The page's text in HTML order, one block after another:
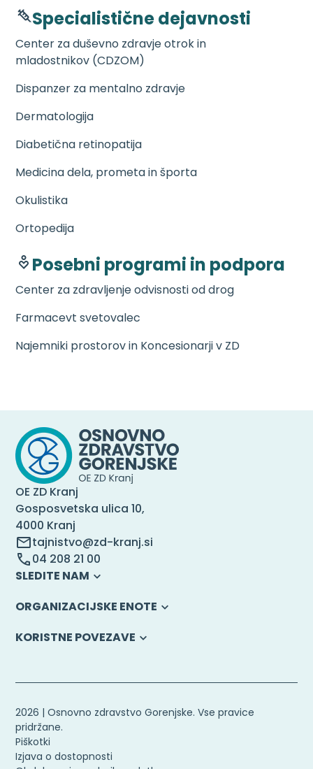
Specialistične dejavnosti
Center za duševno zdravje otrok in
mladostnikov (CDZOM)
Dispanzer za mentalno zdravje
Dermatologija
Diabetična retinopatija
Medicina dela, prometa in športa
Okulistika
Ortopedija
Posebni programi in podpora
Center za zdravljenje odvisnosti od drog
Farmacevt svetovalec
Najemniki prostorov in Koncesionarji v ZD
OE ZD Kranj
Gosposvetska ulica 10,
4000 Kranj
tajnistvo@zd-kranj.si
04 208 21 00
SLEDITE NAM
ORGANIZACIJSKE ENOTE
KORISTNE POVEZAVE
2026 | Osnovno zdravstvo Gorenjske. Vse pravice
pridržane.
Piškotki
Izjava o dostopnosti